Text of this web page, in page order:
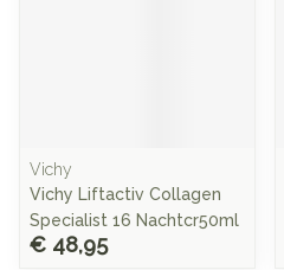
Vichy
Vichy Liftactiv Collagen
Specialist 16 Nachtcr50ml
€ 48,95